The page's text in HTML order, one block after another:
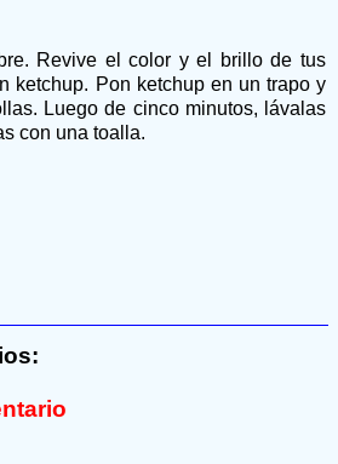
Revive el color y el brillo de tus
ketchup. Pon ketchup en un trapo y
Luego de cinco minutos, lávalas
con una toalla.